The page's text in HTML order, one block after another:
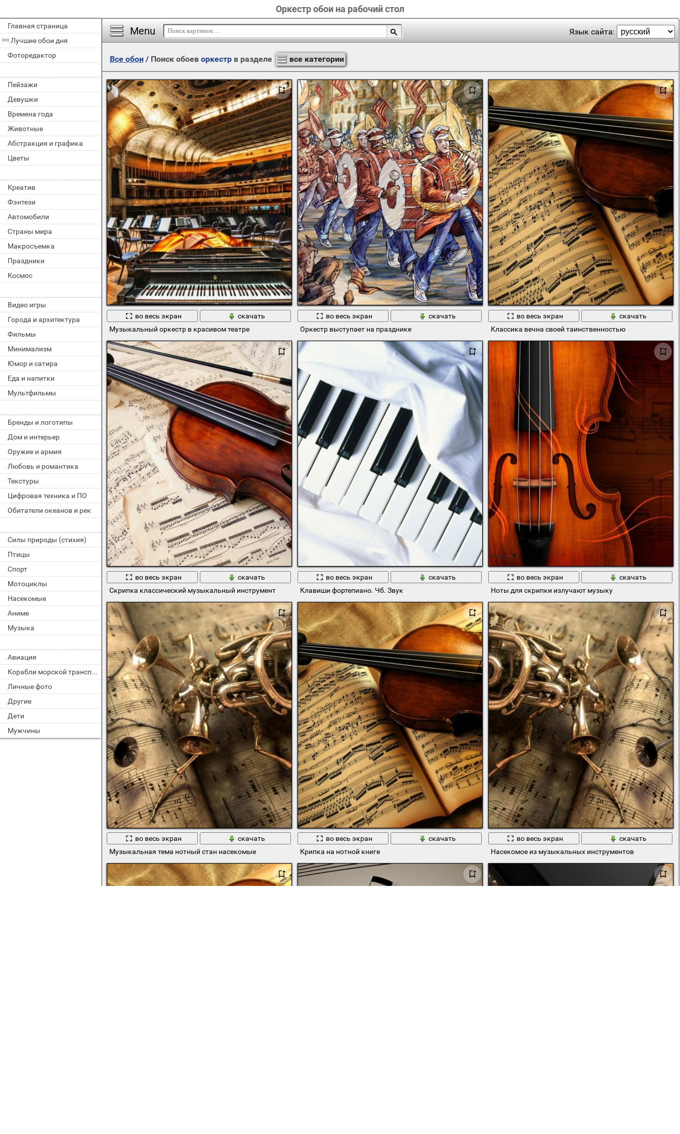
Оркестр обои на рабочий стол
Главная страница
Лучшие обои дня
Фоторедактор
Пейзажи
Девушки
Времена года
Животные
Абстракция и графика
Цветы
Креатив
Фэнтези
Автомобили
Страны мира
Макросъемка
Праздники
Космос
Видео игры
Города и архитектура
Фильмы
Минимализм
Юмор и сатира
Еда и напитки
Мультфильмы
Бренды и логотипы
Дом и интерьер
Оружие и армия
Любовь и романтика
Текстуры
Цифровая техника и ПО
Обитатели океанов и рек
Силы природы (стихия)
Птицы
Спорт
Мотоциклы
Насекомые
Аниме
Музыка
Авиация
Корабли морской транспорт
Личные фото
Другие
Дети
Мужчины
Menu Язык сайта:
Все обои/ Поиск обоев оркестрв разделе все категории
во весь экран
скачать
Музыкальный оркестр в красивом театре
во весь экран
скачать
Оркестр выступает на празднике
во весь экран
скачать
Классика вечна своей таинственностью
во весь экран
скачать
Скрипка классический музыкальный инструмент
во весь экран
скачать
Клавиши фортепиано. Чб. Звук
во весь экран
скачать
Ноты для скрипки излучают музыку
во весь экран
скачать
Музыкальная тема нотный стан насекомые
во весь экран
скачать
Крипка на нотной книге
во весь экран
скачать
Насекомое из музыкальных инструментов